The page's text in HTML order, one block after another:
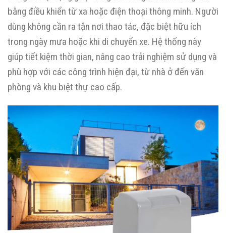
bằng điều khiển từ xa hoặc điện thoại thông minh. Người
dùng không cần ra tận nơi thao tác, đặc biệt hữu ích
trong ngày mưa hoặc khi di chuyển xe. Hệ thống này
giúp tiết kiệm thời gian, nâng cao trải nghiệm sử dụng và
phù hợp với các công trình hiện đại, từ nhà ở đến văn
phòng và khu biệt thự cao cấp.